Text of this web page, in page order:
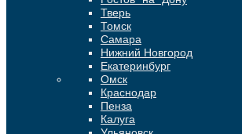
Тверь
Томск
Самара
Нижний Новгород
Екатеринбург
Омск
Краснодар
Пенза
Калуга